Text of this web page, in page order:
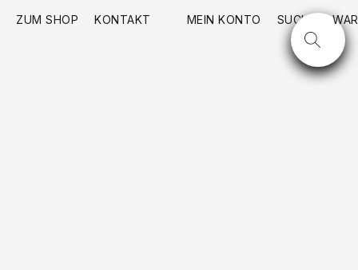
ZUM SHOP KONTAKT MEIN KONTO SUCHE